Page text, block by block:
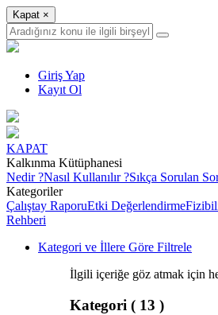
Kapat ×
Giriş Yap
Kayıt Ol
KAPAT
Kalkınma Kütüphanesi
Nedir ?Nasıl Kullanılır ?Sıkça Sorulan
Kategoriler
Çalıştay RaporuEtki Değerlendirme
Rehberi
Kategori ve İllere Göre Filtrele
İlgili içeriğe göz atmak için
Kategori ( 13 )